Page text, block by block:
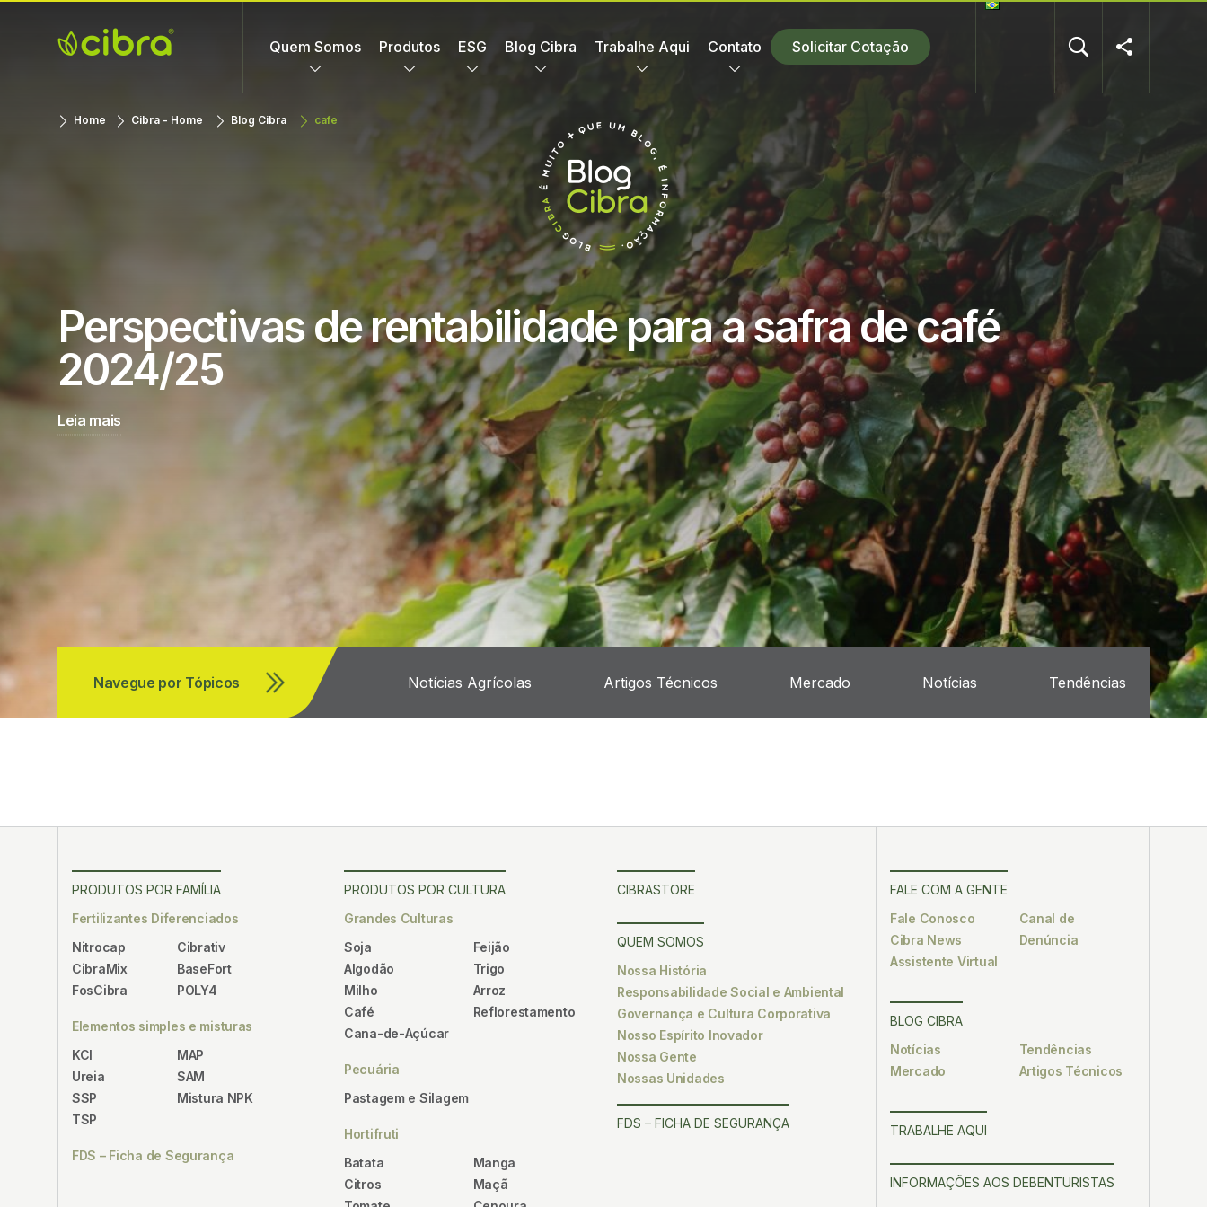
Cibra
Fertilizantes
Nossa Gente
Faz a
Quem Somos Produtos ESG Blog Cibra Trabalhe Aqui Contato Solicitar Cotação
Home Cibra - Home Blog Cibra cafe
Navegue por Tópicos Notícias Agrícolas Artigos Técnicos Mercado Notícias Tendências
Perspectivas de rentabilidade para a safra de café
2024/25
Leia mais
PRODUTOS POR FAMÍLIA
Fertilizantes Diferenciados
Nitrocap
CibraMix
FosCibra
Cibrativ
BaseFort
POLY4
Elementos simples e misturas
KCl
Ureia
SSP
TSP
MAP
SAM
Mistura NPK
FDS – Ficha de Segurança
PRODUTOS POR CULTURA
Grandes Culturas
Soja
Algodão
Milho
Café
Cana-de-Açúcar
Feijão
Trigo
Arroz
Reflorestamento
Pecuária
Pastagem e Silagem
Hortifruti
Batata
Citros
Manga
Maçã
CIBRASTORE
QUEM SOMOS
Nossa História
Responsabilidade Social e Ambiental
Governança e Cultura Corporativa
Nosso Espírito Inovador
Nossa Gente
Nossas Unidades
FDS – FICHA DE SEGURANÇA
FALE COM A GENTE
Fale Conosco
Cibra News
Assistente Virtual
Canal de
Denúncia
BLOG CIBRA
Notícias
Mercado
Tendências
Artigos Técnicos
TRABALHE AQUI
INFORMAÇÕES AOS DEBENTURISTAS